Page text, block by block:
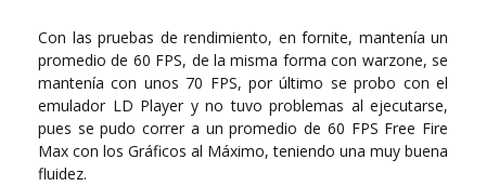
Con las pruebas de rendimiento, en fornite, mantenía un
promedio de 60 FPS, de la misma forma con warzone, se
mantenía con unos 70 FPS, por último se probo con el
emulador LD Player y no tuvo problemas al ejecutarse,
pues se pudo correr a un promedio de 60 FPS Free Fire
Max con los Gráficos al Máximo, teniendo una muy buena
fluidez.